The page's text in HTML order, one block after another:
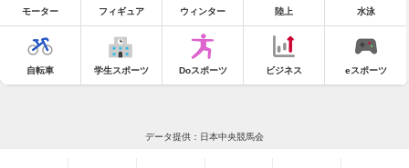
モーター フィギュア ウィンター 陸上 水泳
自転車 学生スポーツ Doスポーツ ビジネス eスポーツ
データ提供：日本中央競馬会